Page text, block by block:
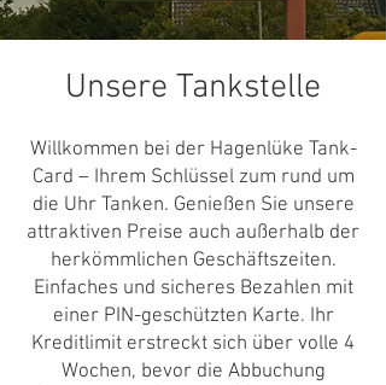
Unsere Tankstelle
Willkommen bei der Hagenlüke Tank-
Card – Ihrem Schlüssel zum rund um
die Uhr Tanken. Genießen Sie unsere
attraktiven Preise auch außerhalb der
herkömmlichen Geschäftszeiten.
Einfaches und sicheres Bezahlen mit
einer PIN-geschützten Karte. Ihr
Kreditlimit erstreckt sich über volle 4
Wochen, bevor die Abbuchung